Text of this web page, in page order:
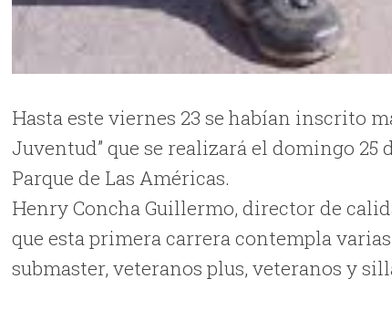
Hasta este viernes 23 se habían inscrito
Juventud” que se realizará el domingo
Parque de Las Américas.
Henry Concha Guillermo, director de
que esta primera carrera contempla
submaster, veteranos plus, veteranos y